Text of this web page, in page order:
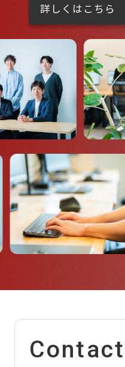
詳しくはこちら
Contact